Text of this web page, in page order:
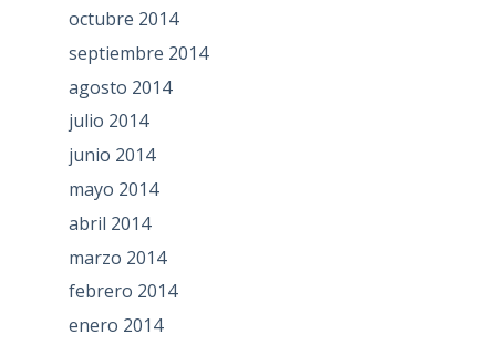
octubre 2014
septiembre 2014
agosto 2014
julio 2014
junio 2014
mayo 2014
abril 2014
marzo 2014
febrero 2014
enero 2014